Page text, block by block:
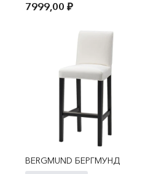
7999,00₽
BERGMUND БЕРГМУНД